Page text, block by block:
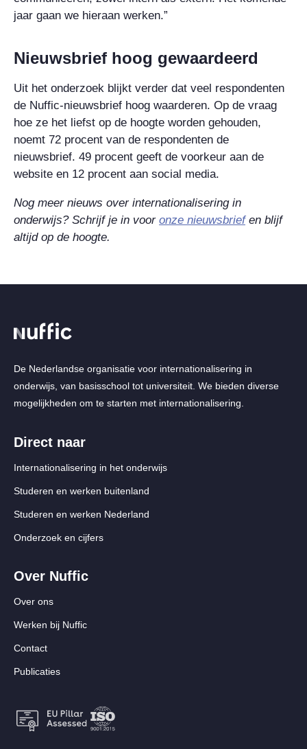
jaar gaan we hieraan werken.”
Nieuwsbrief hoog gewaardeerd
Uit het onderzoek blijkt verder dat veel respondenten
de Nuffic-nieuwsbrief hoog waarderen. Op de vraag
hoe ze het liefst op de hoogte worden gehouden,
noemt 72 procent van de respondenten de
nieuwsbrief. 49 procent geeft de voorkeur aan de
website en 12 procent aan social media.
Nog meer nieuws over internationalisering in
onderwijs? Schrijf je in voor onze nieuwsbriefen blijf
altijd op de hoogte.
De Nederlandse organisatie voor internationalisering in
onderwijs, van basisschool tot universiteit. We bieden diverse
mogelijkheden om te starten met internationalisering.
Direct naar
Internationalisering in het onderwijs
Studeren en werken buitenland
Studeren en werken Nederland
Onderzoek en cijfers
Over Nuffic
Over ons
Werken bij Nuffic
Contact
Publicaties